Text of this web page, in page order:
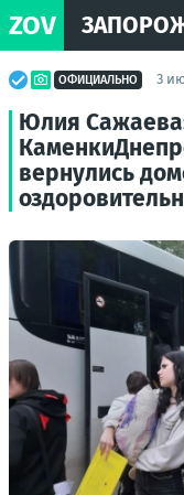
ZOV
ОФИЦИАЛЬНО 3
Юлия
вернулись